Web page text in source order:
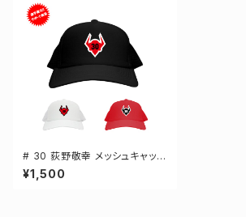
# 30 荻野敬幸 メッシュキャップ
選手還元 3カラー 000700
¥1,500